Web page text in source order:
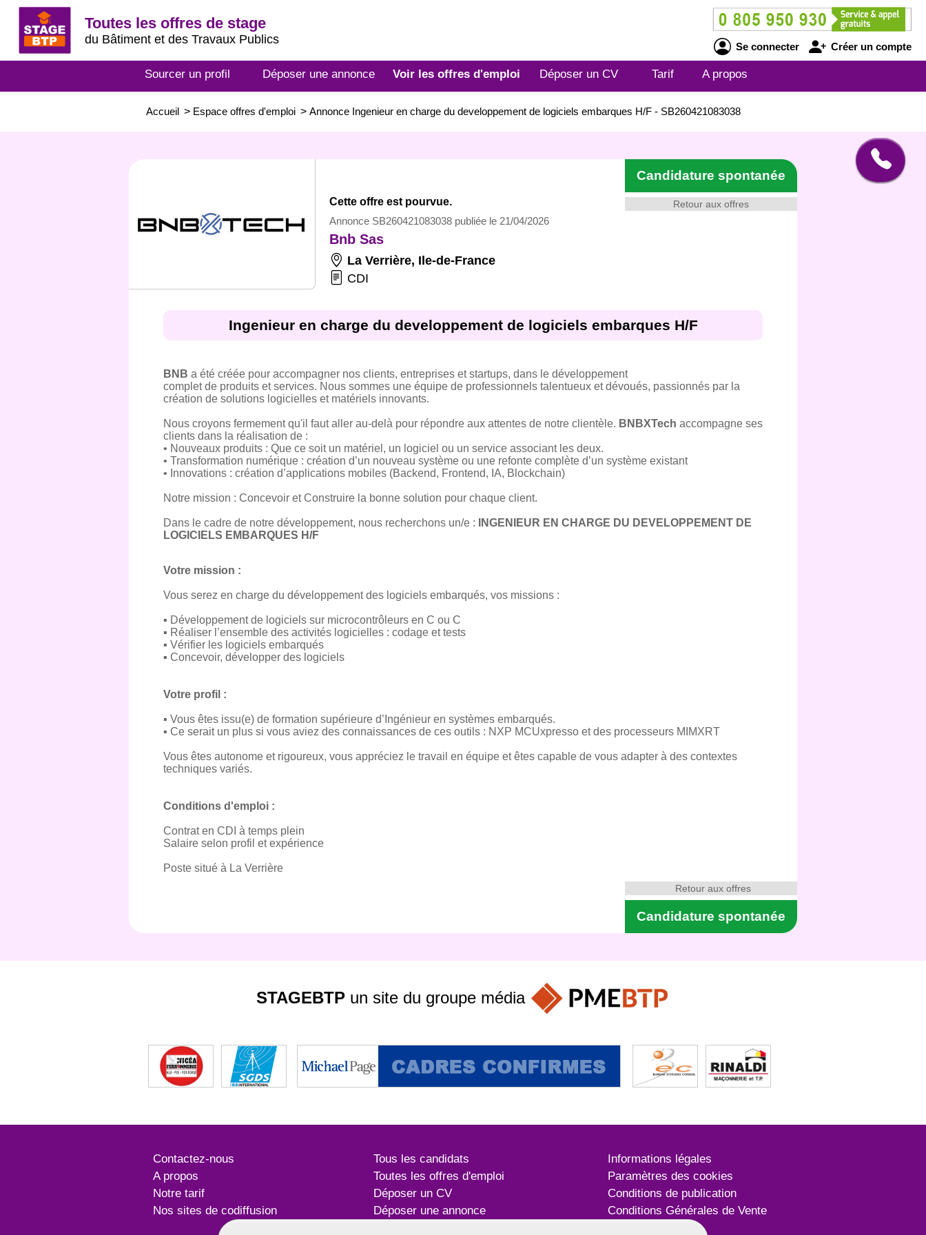
Toutes les offres de stage
du Bâtiment et des Travaux Publics
Se connecter Créer un compte
Sourcer un profil Déposer une annonce Voir les offres d'emploi Déposer un CV Tarif A propos
Accueil > Espace offres d'emploi > Annonce Ingenieur en charge du developpement de logiciels embarques H/F - SB260421083038
Retour aux offres
Candidature spontanée
Cette offre est pourvue.
Annonce SB260421083038 publiée le 21/04/2026
Bnb Sas
La Verrière, Ile-de-France
CDI
Ingenieur en charge du developpement de logiciels embarques H/F
BNB a été créée pour accompagner nos clients, entreprises et startups, dans le développement
complet de produits et services. Nous sommes une équipe de professionnels talentueux et dévoués, passionnés par la
création de solutions logicielles et matériels innovants.
Nous croyons fermement qu'il faut aller au-delà pour répondre aux attentes de notre clientèle. BNBXTech accompagne ses
clients dans la réalisation de :
• Nouveaux produits : Que ce soit un matériel, un logiciel ou un service associant les deux.
• Transformation numérique : création d’un nouveau système ou une refonte complète d’un système existant
• Innovations : création d’applications mobiles (Backend, Frontend, IA, Blockchain)
Notre mission : Concevoir et Construire la bonne solution pour chaque client.
Dans le cadre de notre développement, nous recherchons un/e :
INGENIEUR EN CHARGE DU DEVELOPPEMENT DE
LOGICIELS EMBARQUES H/F
Votre mission :
Vous serez en charge du développement des logiciels embarqués, vos missions :
▪ Développement de logiciels sur microcontrôleurs en C ou C
▪ Réaliser l’ensemble des activités logicielles : codage et tests
▪ Vérifier les logiciels embarqués
▪ Concevoir, développer des logiciels
Votre profil :
▪ Vous êtes issu(e) de formation supérieure d’Ingénieur en systèmes embarqués.
▪ Ce serait un plus si vous aviez des connaissances de ces outils : NXP MCUxpresso et des processeurs MIMXRT
Vous êtes autonome et rigoureux, vous appréciez le travail en équipe et êtes capable de vous adapter à des contextes
techniques variés.
Conditions d'emploi :
Contrat en CDI à temps plein
Salaire selon profil et expérience
Poste situé à La Verrière
Candidature spontanée
Retour aux offres
STAGEBTP un site du groupe média
Contactez-nous
A propos
Notre tarif
Nos sites de codiffusion
Tous les candidats
Toutes les offres d'emploi
Déposer un CV
Déposer une annonce
Informations légales
Paramètres des cookies
Conditions de publication
Conditions Générales de Vente